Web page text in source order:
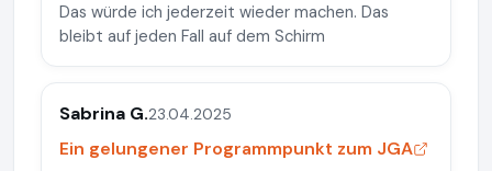
Das würde ich jederzeit wieder machen. Das
bleibt auf jeden Fall auf dem Schirm
Sabrina G.23.04.2025
Ein gelungener Programmpunkt zum JGA